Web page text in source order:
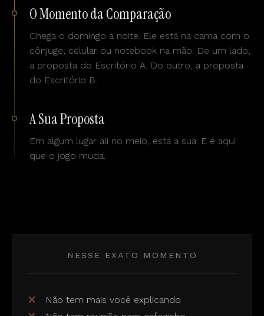
O Momento da Comparação
Chega o domingo à noite. Ele está na cama com o
cônjuge, celular ou notebook na mão. De um lado,
a proposta do Escritório A. Do outro, a proposta
do Escritório B.
A Sua Proposta
Em algum lugar ali no meio, está a sua. E é aqui
que o jogo muda.
NESSE EXATO MOMENTO
✕ Não tem mais você explicando